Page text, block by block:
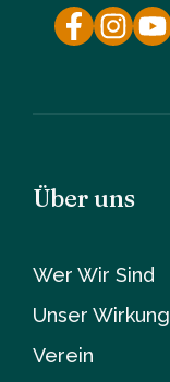
Über uns
Wer Wir Sind
Unser Wirkung
Verein